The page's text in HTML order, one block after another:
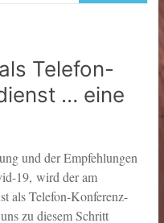
Telefon-
… eine
und der Empfehlungen
19, wird der am
als Telefon-Konferenz-
zu diesem Schritt